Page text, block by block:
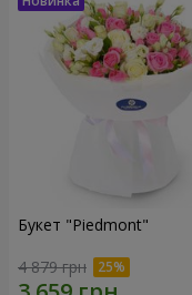
Букет "Piedmont"
4 879 грн